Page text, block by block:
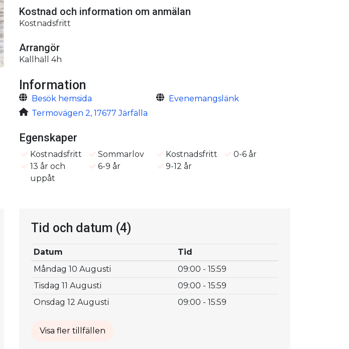
Kostnad och information om anmälan
Kostnadsfritt
Arrangör
Kallhäll 4h
Information
Besök hemsida
Evenemangslänk
Termovägen 2, 17677 Järfälla
Egenskaper
Kostnadsfritt Sommarlov Kostnadsfritt
0-6 år
13 år och
uppåt
6-9 år 9-12 år
Tid och datum (4)
Datum
Tid
Måndag 10 Augusti
09:00 - 15:59
Tisdag 11 Augusti
09:00 - 15:59
Onsdag 12 Augusti
09:00 - 15:59
Visa fler tillfällen